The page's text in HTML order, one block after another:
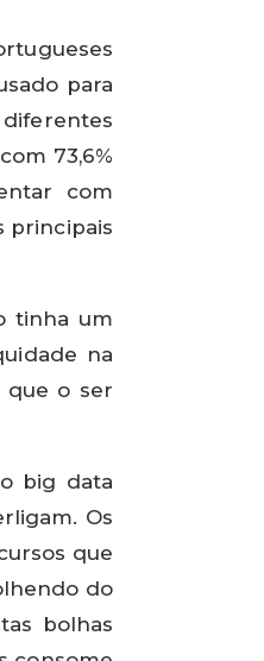
para
73,6%
com
principais
tinha um
na
que o ser
big data
Os
que
do
bolhas